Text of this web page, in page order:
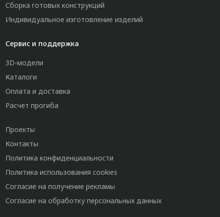
Сборка готовых конструкций
Индивидуальное изготовление изделий
Сервис и поддержка
3D-модели
Каталоги
Оплата и доставка
Расчет прогиба
Проекты
Контакты
Политика конфиденциальности
Политика использования cookies
Согласие на получение рекламы
Согласие на обработку персональных данных